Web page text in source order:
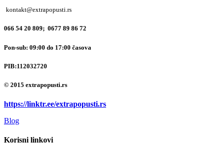
kontakt@extrapopusti.rs
066 54 20 809; 0677 89 86 72
Pon-sub: 09:00 do 17:00 časova
PIB:112032720
© 2015 extrapopusti.rs
https://linktr.ee/extrapopusti.rs
Blog
Korisni linkovi